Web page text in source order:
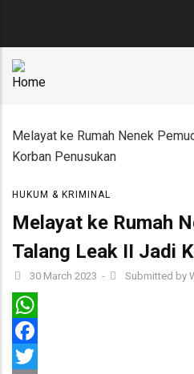
main
content
Melayat ke Rumah Nenek
Korban Penusukan
HUKUM & KRIMINAL
Melayat ke Rumah
Talang Leak II Jadi
30 March 2023 - Submitted by
WhatsApp
Facebook